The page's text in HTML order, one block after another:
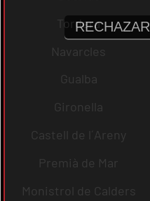
Tordera
Navarcles
Gualba
Gironella
Castell de l´Areny
Premià de Mar
Monistrol de Calders
RECHAZAR